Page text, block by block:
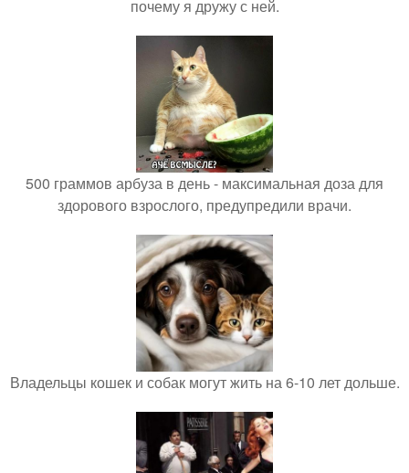
почему я дружу с ней.
500 граммов арбуза в день - максимальная доза для
здорового взрослого, предупредили врачи.
Владельцы кошек и собак могут жить на 6-10 лет дольше.